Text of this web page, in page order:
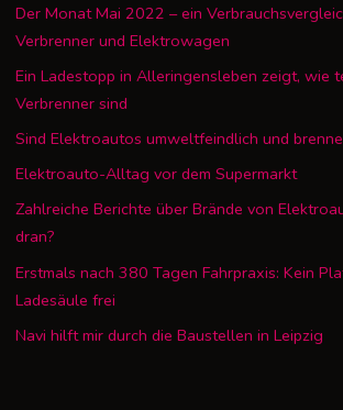
Der Monat Mai 2022 – ein
Verbrenner und Elektrowagen
Ein Ladestopp in Alleringensleben zeigt, wie
Verbrenner sind
Sind Elektroautos umweltfeindlich und
Elektroauto-Alltag vor dem Supermarkt
Zahlreiche Berichte über Brände von
dran?
Erstmals nach 380 Tagen Fahrpraxis: Kein
Ladesäule frei
Navi hilft mir durch die Baustellen in Leipzig